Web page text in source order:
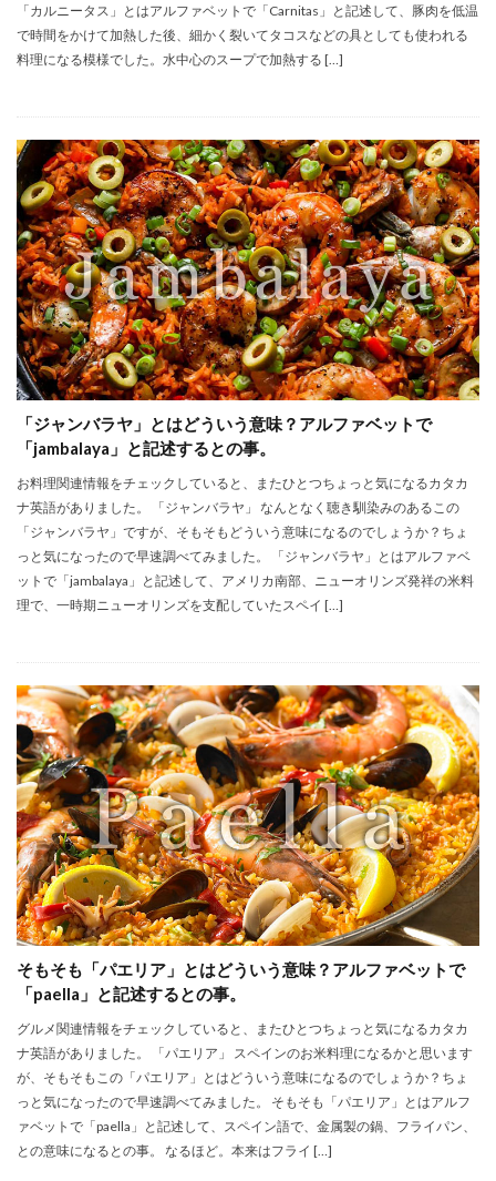
「カルニータス」とはアルファベットで「Carnitas」と記述して、豚肉を低温
で時間をかけて加熱した後、細かく裂いてタコスなどの具としても使われる
料理になる模様でした。水中心のスープで加熱する […]
「ジャンバラヤ」とはどういう意味？アルファベットで
「jambalaya」と記述するとの事。
お料理関連情報をチェックしていると、またひとつちょっと気になるカタカ
ナ英語がありました。 「ジャンバラヤ」 なんとなく聴き馴染みのあるこの
「ジャンバラヤ」ですが、そもそもどういう意味になるのでしょうか？ちょ
っと気になったので早速調べてみました。 「ジャンバラヤ」とはアルファベ
ットで「jambalaya」と記述して、アメリカ南部、ニューオリンズ発祥の米料
理で、一時期ニューオリンズを支配していたスペイ […]
そもそも「パエリア」とはどういう意味？アルファベットで
「paella」と記述するとの事。
グルメ関連情報をチェックしていると、またひとつちょっと気になるカタカ
ナ英語がありました。 「パエリア」 スペインのお米料理になるかと思います
が、そもそもこの「パエリア」とはどういう意味になるのでしょうか？ちょ
っと気になったので早速調べてみました。 そもそも「パエリア」とはアルフ
ァベットで「paella」と記述して、スペイン語で、金属製の鍋、フライパン、
との意味になるとの事。 なるほど。本来はフライ […]